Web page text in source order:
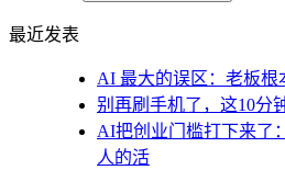
最近发表
AI 最大的误区：老板
别再刷手机了，这10分
AI把创业门槛打下来了
人的活